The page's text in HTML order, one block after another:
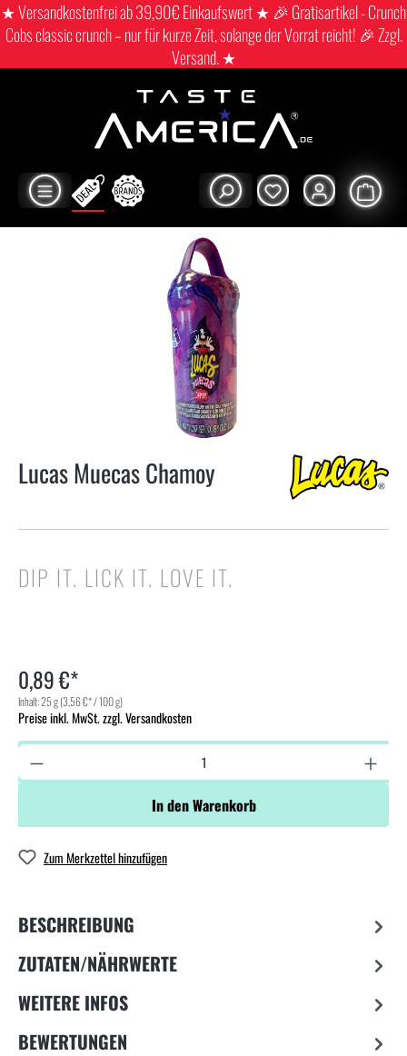
★ Versandkostenfrei ab 39,90€ Einkaufswert ★ 🎉 Gratisartikel - Crunch
Cobs classic crunch – nur für kurze Zeit, solange der Vorrat reicht! 🎉 Zzgl.
Versand. ★
Lucas Muecas Chamoy
DIP IT. LICK IT. LOVE IT.
0,89 €*
Inhalt:25 g(3,56 €* / 100 g)
Preise inkl. MwSt. zzgl. Versandkosten
In den Warenkorb
Zum Merkzettel hinzufügen
BESCHREIBUNG
ZUTATEN/NÄHRWERTE
WEITERE INFOS
BEWERTUNGEN